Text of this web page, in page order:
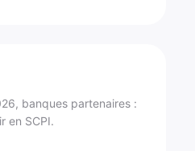
banques partenaires :
en SCPI.